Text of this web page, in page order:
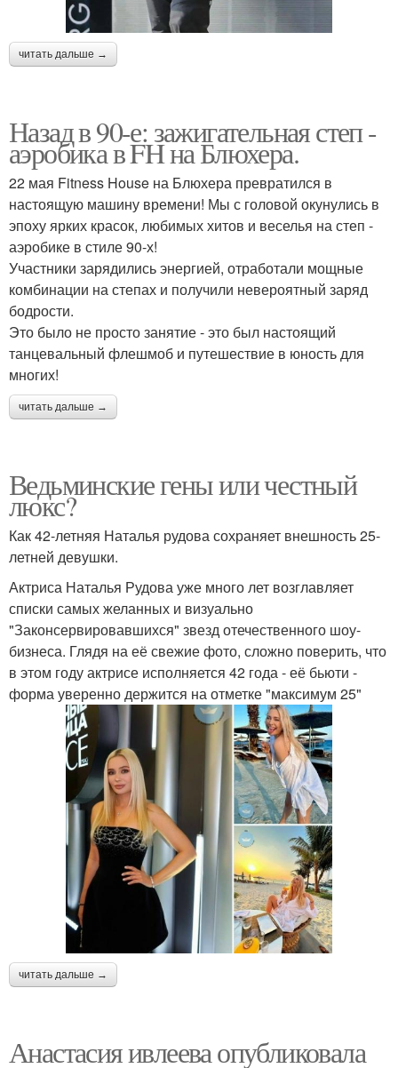
читать дальше →
Назад в 90-е: зажигательная степ -
аэробика в FH на Блюхера.
22 мая Fitness House на Блюхера превратился в
настоящую машину времени! Мы с головой окунулись в
эпоху ярких красок, любимых хитов и веселья на степ -
аэробике в стиле 90-х!
Участники зарядились энергией, отработали мощные
комбинации на степах и получили невероятный заряд
бодрости.
Это было не просто занятие - это был настоящий
танцевальный флешмоб и путешествие в юность для
многих!
читать дальше →
Ведьминские гены или честный
люкс?
Как 42-летняя Наталья рудова сохраняет внешность 25-
летней девушки.
Актриса Наталья Рудова уже много лет возглавляет
списки самых желанных и визуально
"Законсервировавшихся" звезд отечественного шоу-
бизнеса. Глядя на её свежие фото, сложно поверить, что
в этом году актрисе исполняется 42 года - её бьюти -
форма уверенно держится на отметке "максимум 25"
читать дальше →
Анастасия ивлеева опубликовала